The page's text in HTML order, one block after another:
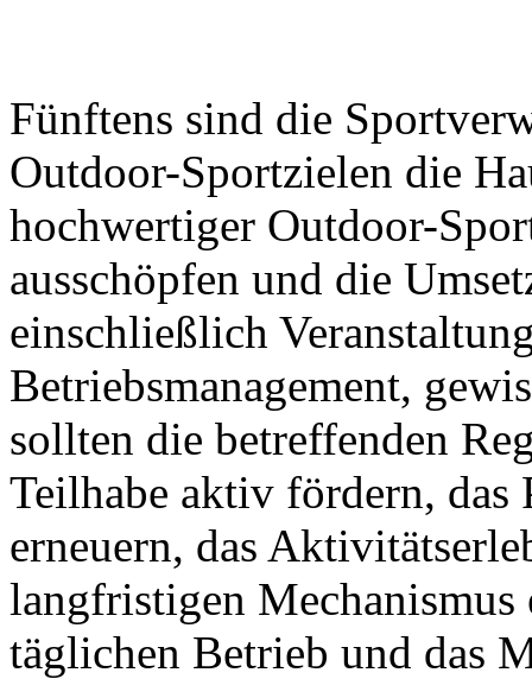
Fünftens sind die
Outdoor-Sportzielen die
hochwertiger Outdoor-
ausschöpfen und die
einschließlich
Betriebsmanagement,
sollten die betreffenden
Teilhabe aktiv fördern,
erneuern, das
langfristigen
täglichen Betrieb und das